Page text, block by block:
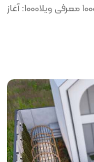
پلان ویلا: هنر خلق رویاهای مسکونی از ایده تا اجرا با ویلا۱۰۰۰ معرفی ویلا۱۰۰۰: آغاز